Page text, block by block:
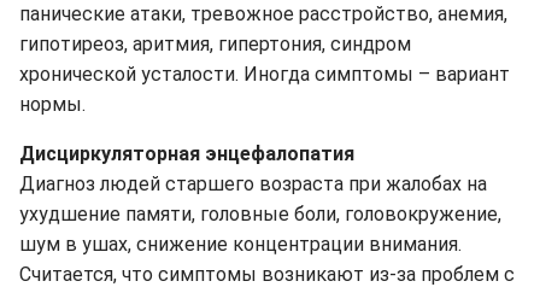
панические атаки, тревожное расстройство, анемия,
гипотиреоз, аритмия, гипертония, синдром
хронической усталости. Иногда симптомы – вариант
нормы.
Дисциркуляторная энцефалопатия
Диагноз людей старшего возраста при жалобах на
ухудшение памяти, головные боли, головокружение,
шум в ушах, снижение концентрации внимания.
Считается, что симптомы возникают из-за проблем с